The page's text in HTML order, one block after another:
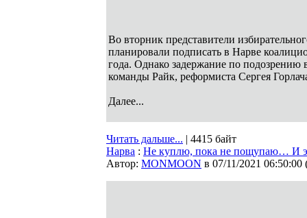
Во вторник представители
планировали подписать в Нарве
года. Однако задержание по подозрению
команды Райк, реформиста Сергея
Далее...
Читать дальше... | 4415 байт
Нарва : Не куплю, пока не пощупаю… И
Автор: MONMOON в 07/11/2021 06:50:00